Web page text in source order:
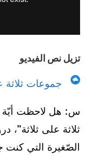
تزيل نص الفيديو
جموعات ثلاثة
س: هل لاحظت أيّة
ثلاثة على
الصّغيرة التي